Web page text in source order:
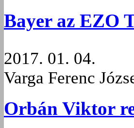
Bayer az EZO
2017. 01. 04.
Varga Ferenc
Orbán Viktor